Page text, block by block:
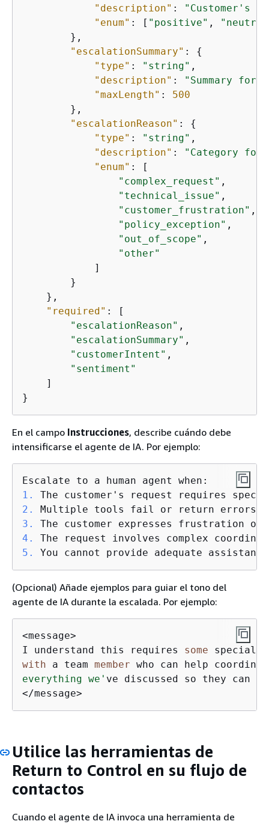
"description" :
"Customer's
"enum" : [ "positive" ,
        },
"escalationSummary" : {
"type" : "string" ,
"description" :
"Summary for
"maxLength" : 500
        },
"escalationReason" : {
"type" : "string" ,
"description" :
"Category for
"enum" : [
"complex_request" ,
"technical_issue" ,
"customer_frustration" ,
"policy_exception" ,
"out_of_scope" ,
"other"
            ]
        }
    },
"required" : [
"escalationReason" ,
"escalationSummary" ,
"customerIntent" ,
"sentiment"
    ]
}
En el campo Instrucciones, describe cuándo debe
intensificarse el agente de IA. Por ejemplo:
1.
2.
3.
4.
5.
You cannot provide adequate
(Opcional) Añade ejemplos para guiar el tono del
agente de IA durante la escalada. Por ejemplo:
<message>
I understand this requires some
with a team member who can help
everything we' ve discussed so they can
</message>
Utilice las herramientas de
Return to Control en su flujo de
contactos
Cuando el agente de IA invoca una herramienta de